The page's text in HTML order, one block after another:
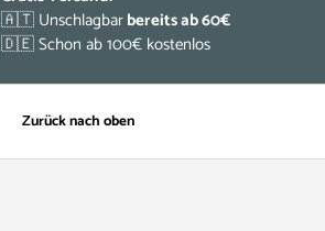
🇦🇹 Unschlagbarbereits ab 60€
🇩🇪 Schon ab 100€ kostenlos
Zurück nach oben